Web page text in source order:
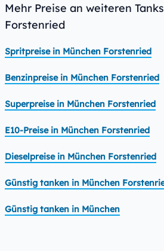
Mehr Preise an weiteren
Forstenried
Spritpreise in München Forstenried
Benzinpreise in München Forstenried
Superpreise in München Forstenried
E10-Preise in München Forstenried
Dieselpreise in München Forstenried
Günstig tanken in München
Günstig tanken in München